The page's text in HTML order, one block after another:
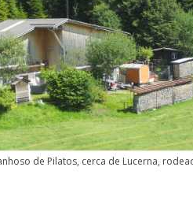
de Pilatos, cerca de Lucerna,